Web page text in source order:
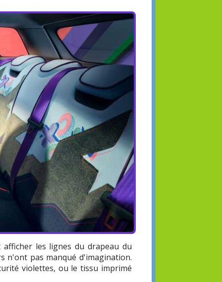
les lignes du drapeau du
n'ont pas manqué d'imagination.
violettes, ou le tissu imprimé